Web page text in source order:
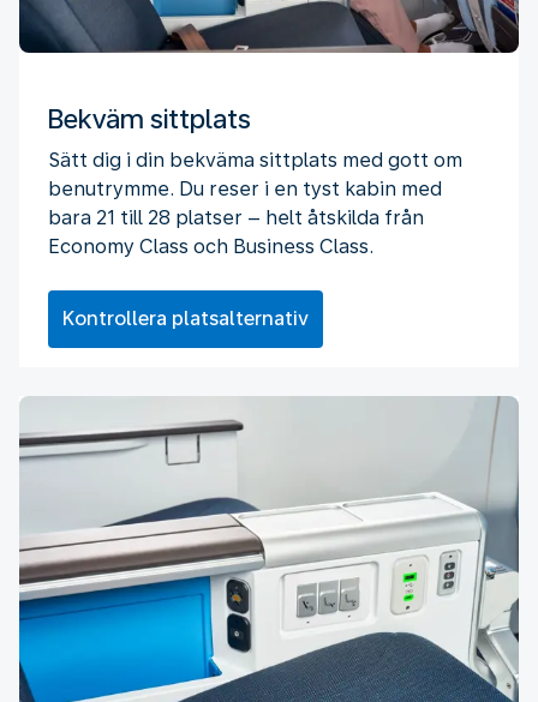
Bekväm sittplats
Sätt dig i din bekväma sittplats med gott om
benutrymme. Du reser i en tyst kabin med
bara 21 till 28 platser – helt åtskilda från
Economy Class och Business Class.
Kontrollera platsalternativ